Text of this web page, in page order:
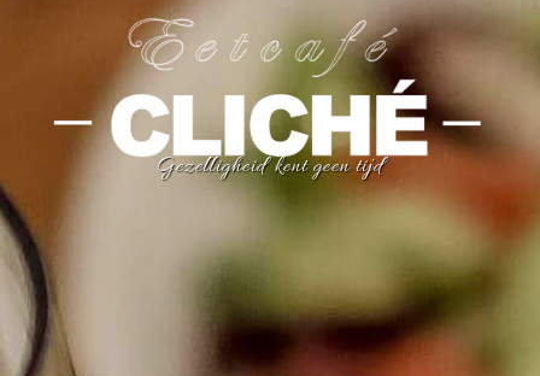
Gezelligheid kent geen tijd